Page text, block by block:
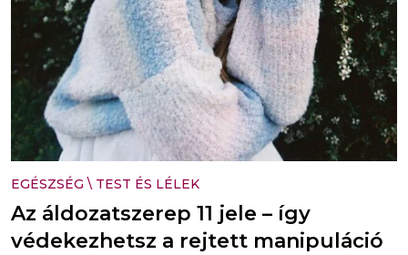
EGÉSZSÉG \ TEST ÉS LÉLEK
Az áldozatszerep 11 jele – így
védekezhetsz a rejtett manipuláció